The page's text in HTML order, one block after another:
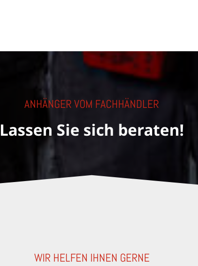
ANHÄNGER VOM FACHHÄNDLER
Lassen Sie sich beraten!
WIR HELFEN IHNEN GERNE